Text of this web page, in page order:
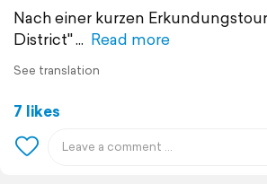
Nach einer kurzen
District"
Read more
See translation
7 likes